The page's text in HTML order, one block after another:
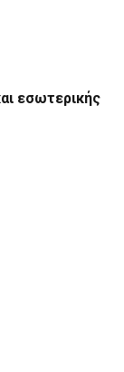
εσωτερικής